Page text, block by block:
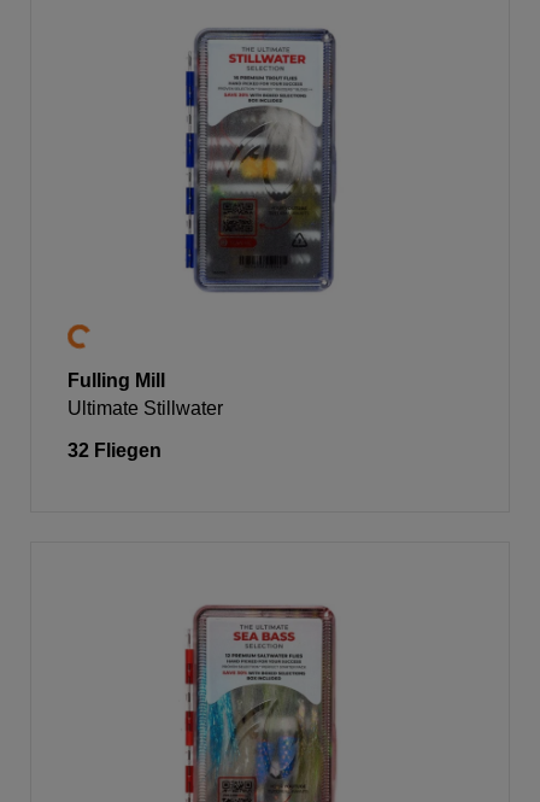
Fulling Mill
Ultimate Stillwater
32 Fliegen